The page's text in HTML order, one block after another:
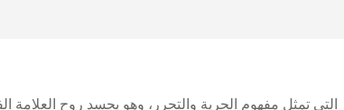
تمثل مفهوم الحرية والتحرر، وهو يجسد روح العلامة